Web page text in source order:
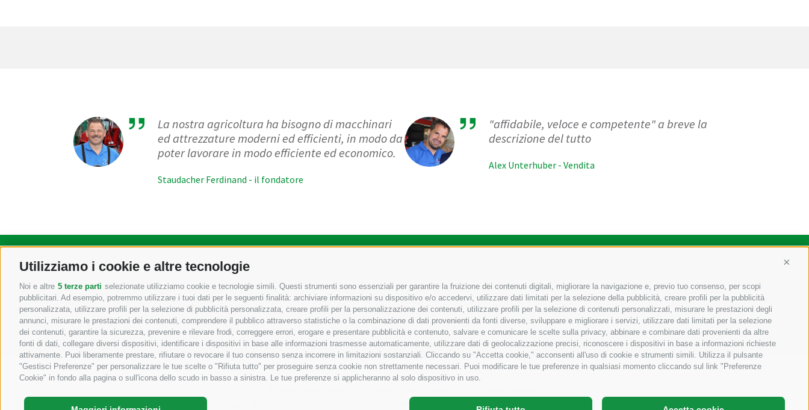
Utilizziamo i cookie e altre tecnologie
Noi e altre 5 terze parti selezionate utilizziamo cookie e tecnologie simili. Questi strumenti sono essenziali per garantire la fruizione dei contenuti digitali, migliorare la navigazione e, previo tuo consenso, per scopi
pubblicitari. Ad esempio, potremmo utilizzare i tuoi dati per le seguenti finalità: archiviare informazioni su dispositivo e/o accedervi, utilizzare dati limitati per la selezione della pubblicità, creare profili per la pubblicità
personalizzata, utilizzare profili per la selezione di pubblicità personalizzata, creare profili per la personalizzazione dei contenuti, utilizzare profili per la selezione di contenuti personalizzati, misurare le prestazioni degli
annunci, misurare le prestazioni dei contenuti, comprendere il pubblico attraverso statistiche o la combinazione di dati provenienti da fonti diverse, sviluppare e migliorare i servizi, utilizzare dati limitati per la selezione
dei contenuti, garantire la sicurezza, prevenire e rilevare frodi, correggere errori, erogare e presentare pubblicità e contenuto, salvare e comunicare le scelte sulla privacy, abbinare e combinare dati provenienti da altre
fonti di dati, collegare diversi dispositivi, identificare i dispositivi in base alle informazioni trasmesse automaticamente, utilizzare dati di geolocalizzazione precisi, riconoscere i dispositivi in base a informazioni richieste
attivamente. Puoi liberamente prestare, rifiutare o revocare il tuo consenso senza incorrere in limitazioni sostanziali. Cliccando su "Accetta cookie," acconsenti all'uso di cookie e strumenti simili. Utilizza il pulsante
"Gestisci Preferenze" per personalizzare le tue scelte o "Rifiuta tutto" per proseguire senza cookie non strettamente necessari. Puoi modificare le tue preferenze in qualsiasi momento cliccando sul link "Preferenze
Cookie" in fondo alla pagina o sull'icona dello scudo in basso a sinistra. Le tue preferenze si applicheranno al solo dispositivo in uso.
La nostra agricoltura ha bisogno di macchinari
ed attrezzature moderni ed efficienti, in modo da
poter lavorare in modo efficiente ed economico.
Staudacher Ferdinand - il fondatore
"affidabile, veloce e competente" a breve la
descrizione del tutto
Alex Unterhuber - Vendita
Macchine agricole e edili • Zona industriale campi di sotto via Fugger 18• I-39049 Alto Adige (BZ)
+39 0472 766010
+39 0472 766585 info@staudacher.it
Copyright ©STAUDACHER O.H.G. DES STAUDACHER FERDINAND & Co.2026
–P. IVA. IT03025230214